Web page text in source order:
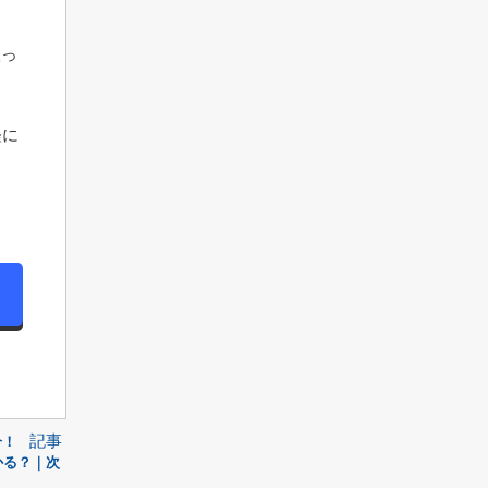
記事
？｜次